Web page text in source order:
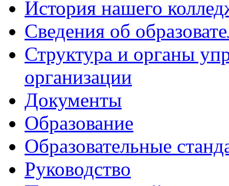
История нашего
Сведения об
Структура и органы
организации
Документы
Образование
Образовательные
Руководство